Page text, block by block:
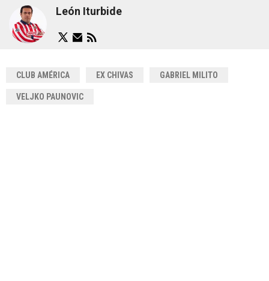
León Iturbide
CLUB AMÉRICA EX CHIVAS GABRIEL MILITO
VELJKO PAUNOVIC